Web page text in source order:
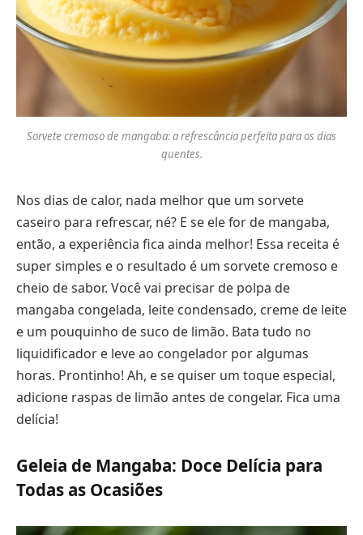
Sorvete cremoso de mangaba: a refrescância perfeita para os dias
quentes.
Nos dias de calor, nada melhor que um sorvete
caseiro para refrescar, né? E se ele for de mangaba,
então, a experiência fica ainda melhor! Essa receita é
super simples e o resultado é um sorvete cremoso e
cheio de sabor. Você vai precisar de polpa de
mangaba congelada, leite condensado, creme de leite
e um pouquinho de suco de limão. Bata tudo no
liquidificador e leve ao congelador por algumas
horas. Prontinho! Ah, e se quiser um toque especial,
adicione raspas de limão antes de congelar. Fica uma
delícia!
Geleia de Mangaba: Doce Delícia para
Todas as Ocasiões